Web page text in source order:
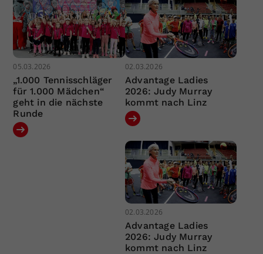
05.03.2026
„1.000 Tennisschläger
für 1.000 Mädchen“
geht in die nächste
Runde
02.03.2026
Advantage Ladies
2026: Judy Murray
kommt nach Linz
02.03.2026
Advantage Ladies
2026: Judy Murray
kommt nach Linz